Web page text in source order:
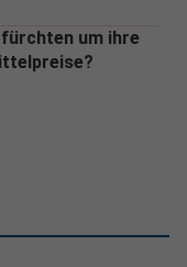
fürchten um ihre